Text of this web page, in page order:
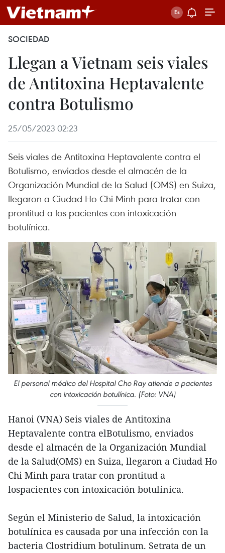
SOCIEDAD
Llegan a Vietnam seis viales
de Antitoxina Heptavalente
contra Botulismo
25/05/2023 02:23
Seis viales de Antitoxina Heptavalente contra el
Botulismo, enviados desde el almacén de la
Organización Mundial de la Salud (OMS) en Suiza,
llegaron a Ciudad Ho Chi Minh para tratar con
prontitud a los pacientes con intoxicación
botulínica.
El personal médico del Hospital Cho Ray atiende a pacientes
con intoxicación botulínica. (Foto: VNA)
Hanoi (VNA) Seis viales de Antitoxina
Heptavalente contra elBotulismo, enviados
desde el almacén de la Organización Mundial
de la Salud(OMS) en Suiza, llegaron a Ciudad Ho
Chi Minh para tratar con prontitud a
lospacientes con intoxicación botulínica.
Según el Ministerio de Salud, la intoxicación
botulínica es causada por una infección con la
bacteria Clostridium botulinum. Setrata de un